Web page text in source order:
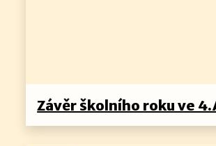
Závěr školního roku ve